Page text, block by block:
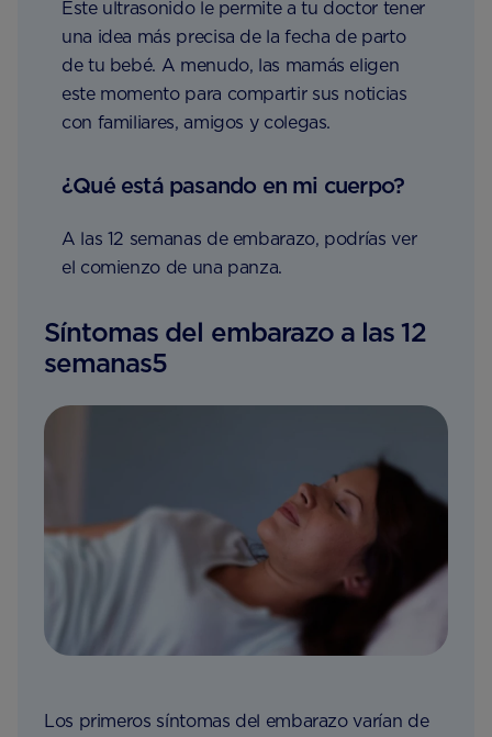
Este ultrasonido le permite a tu doctor tener
una idea más precisa de la fecha de parto
de tu bebé. A menudo, las mamás eligen
este momento para compartir sus noticias
con familiares, amigos y colegas.
¿Qué está pasando en mi cuerpo?
A las 12 semanas de embarazo, podrías ver
el comienzo de una panza.
Síntomas del embarazo a las 12
semanas5
Los primeros síntomas del embarazo varían de